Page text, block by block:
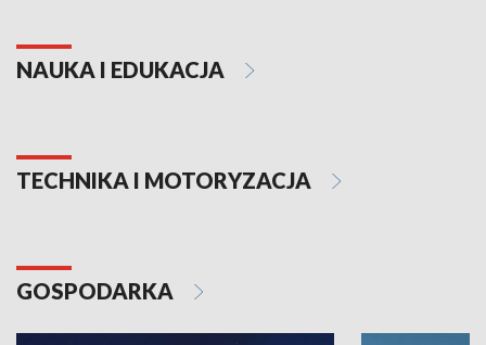
NAUKA I EDUKACJA
TECHNIKA I MOTORYZACJA
GOSPODARKA